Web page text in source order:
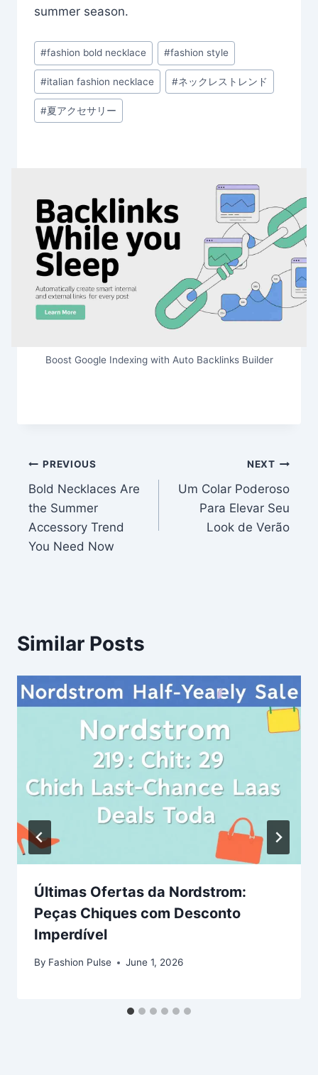
summer season.
Post
Tags:
#fashion bold necklace #fashion style
#italian fashion necklace #ネックレストレンド
#夏アクセサリー
Boost Google Indexing with Auto Backlinks Builder
Post
navigation
PREVIOUS
Bold Necklaces Are
the Summer
Accessory Trend
You Need Now
NEXT
Um Colar Poderoso
Para Elevar Seu
Look de Verão
Similar Posts
Últimas Ofertas da Nordstrom:
Peças Chiques com Desconto
Imperdível
By Fashion Pulse June 1, 2026